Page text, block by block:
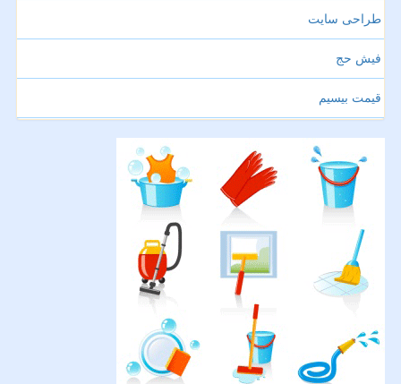
طراحی سایت
فیش حج
قیمت بیسیم